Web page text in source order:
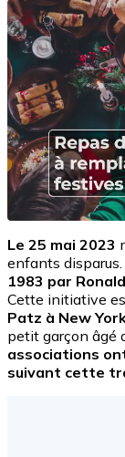
Le 25 mai 2023
enfants
1983 par
Cette initiative
Patz à New
petit garçon âgé
associations
suivant cette